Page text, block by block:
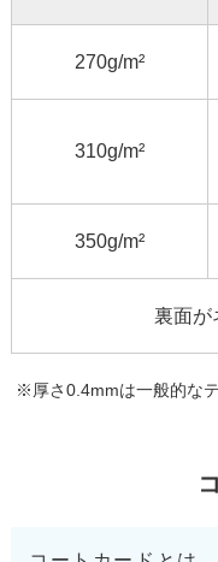
270g/m²
310g/m²
350g/m²
裏面が
※厚さ0.4mmは一般的な